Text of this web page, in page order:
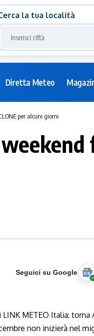
la tua località
Diretta Meteo
per alcuni giorni
Seguici su Google
LINK METEO Italia: torna
non inizierà nel